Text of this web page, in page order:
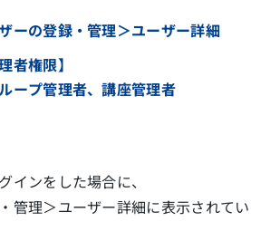
ーの登録・管理＞ユーザー詳細
者権限】
ープ管理者、講座管理者
インをした場合に、
管理＞ユーザー詳細に表示されてい